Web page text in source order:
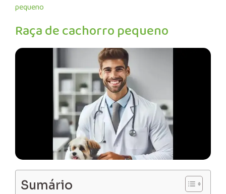
pequeno
Raça de cachorro pequeno
Sumário